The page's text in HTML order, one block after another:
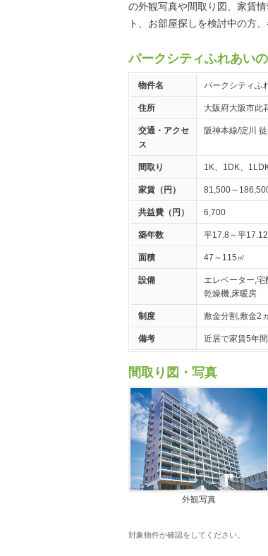
の外観写真や間取り図、家賃
ト、お部屋探しを検討中の方
パークシティふれあい
物件名 パークシティふ
住所 大阪府大阪市此
交通・アクセ
ス
阪神本線/淀川
間取り 1K、1DK、
家賃（円） 81,500～
共益費（円） 6,700
築年数 平17.8～平17.12
面積 47～115㎡
設備
エレベーター,
乾燥機,床暖房
制度 敷金分割,敷金2
備考 近居で家賃5年
間取り図・写真
外観写真
対象物件か確認をしてください。